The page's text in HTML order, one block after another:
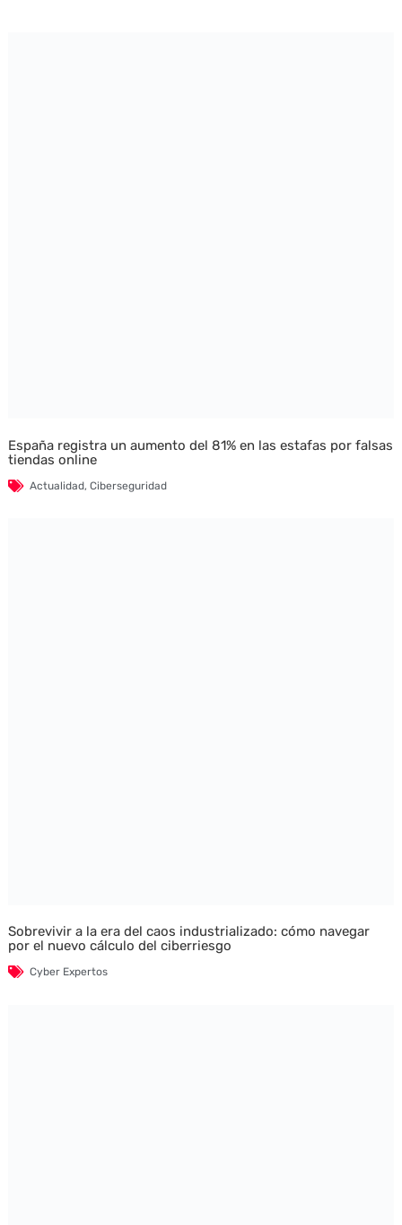
España registra un aumento del 81% en las estafas por falsas
tiendas online
Actualidad, Ciberseguridad
Sobrevivir a la era del caos industrializado: cómo navegar
por el nuevo cálculo del ciberriesgo
Cyber Expertos